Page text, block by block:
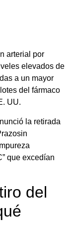
arterial por
elevados de
a un mayor
del fármaco
UU.
la retirada
que excedían
del